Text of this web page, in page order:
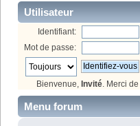
Utilisateur
Identifiant:
Mot de passe:
Bienvenue, Invité. Merci de
Menu forum